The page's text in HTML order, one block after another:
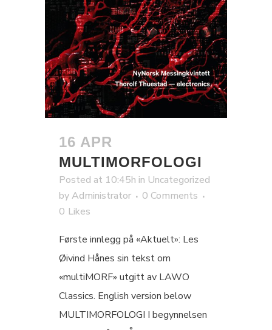
16 APR
MULTIMORFOLOGI
Posted at 10:45h in Uncategorized
byAdministrator
0 Comments
0 Likes
Første innlegg på «Aktuelt»: Les
Øivind Hånes sin tekst om
«multiMORF» utgitt av LAWO
Classics. English version below
MULTIMORFOLOGI I begynnelsen